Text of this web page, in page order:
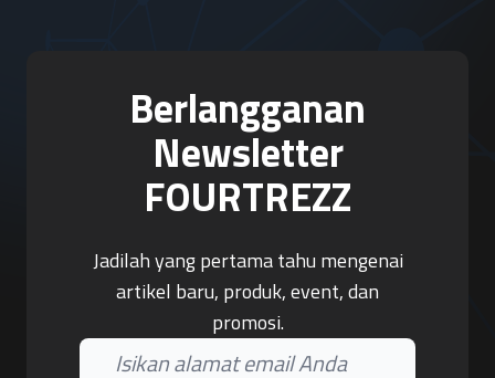
Berlangganan
Newsletter
FOURTREZZ
Jadilah yang pertama tahu mengenai
artikel baru, produk, event, dan
promosi.